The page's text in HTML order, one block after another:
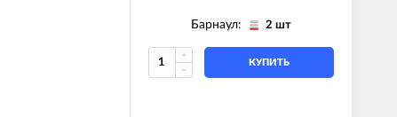
Барнаул: 2 шт
КУПИТЬ